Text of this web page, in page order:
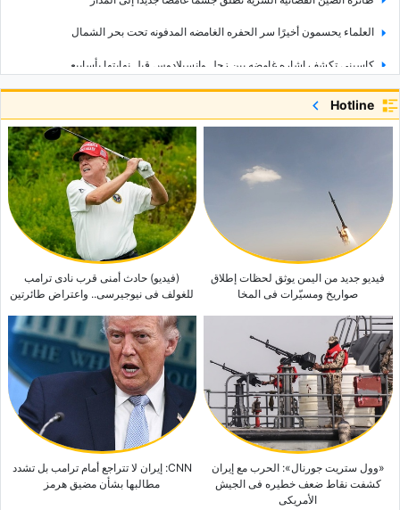
العلماء یحسمون أخیرًا سر الحفره الغامضه المدفونه تحت بحر الشمال
کاسینی تکشف إشاره غامضه بین زحل وإنسیلادوس قبل نهایتها بأسابیع
«الانتحار الانتخابی».. انتقادات إسرائیلیه حاده لتحرکات نتنیاهو قبل التصویت
إیران تکشف عن لقاح «أنغارا» المحلی بالتزامن مع مشروع جدید لعلاج السرطان
Hotline
فیدیو جدید من الیمن یوثق لحظات إطلاق
صواریخ ومسیّرات فی المخا
(فیدیو) حادث أمنی قرب نادی ترامب
للغولف فی نیوجیرسی.. واعتراض طائرتین
«وول ستریت جورنال»: الحرب مع إیران
کشفت نقاط ضعف خطیره فی الجیش
الأمریکی
CNN: إیران لا تتراجع أمام ترامب بل تشدد
مطالبها بشأن مضیق هرمز